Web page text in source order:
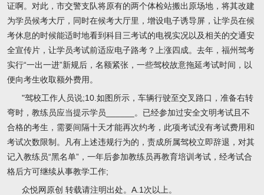
证啊。对此，市交警支队将原有的两个体检站搬出原场地，将其改建
为学员候考大厅，同时在候考大厅里，增设电子诱导屏，让学员在候
考休息的时候能适时地看到科目三考试的电视实况以及相关的交通安
全宣传片，让学员考试前适应电子路考？上涨四成。去年，福州驾考
实行“一出一进”新规后，名额紧张，一些驾校故意拖延考试时间，以
便向考生收取额外费用。
"驾校工作人员说;10.如图所示，车辆行驶至交叉路口，准备右转
弯时，教练员应当提示学员______。已经参加过安全文明考试且不
合格的考生，需要间隔十天才能再次约考，此项考试没有考试费用和
考试次数限制。凡有上述违规行为的，责成所属驾校立即辞退，对其
记入教练员“黑名单”，一年后参加教练员再教育培训考试，经考试合
格后方可继续从事教学工作;
众悦网原创 转载请注明出处。A.1次以上。